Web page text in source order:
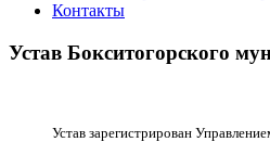
Контакты
Устав Бокситогорского
Устав зарегистрирован